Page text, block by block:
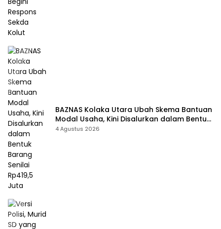
BAZNAS Kolaka Utara Ubah Skema Bantuan
Modal Usaha, Kini Disalurkan dalam Bentuk
Barang Senilai Rp419,5 Juta
4 Agustus 2026